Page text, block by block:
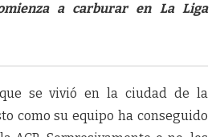
a carburar en La Liga
se vivió en la ciudad de la
como su equipo ha conseguido